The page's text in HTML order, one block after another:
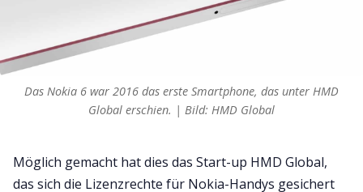
Das Nokia 6 war 2016 das erste Smartphone, das unter HMD
Global erschien. | Bild: HMD Global
Möglich gemacht hat dies das Start-up HMD Global,
das sich die Lizenzrechte für Nokia-Handys gesichert